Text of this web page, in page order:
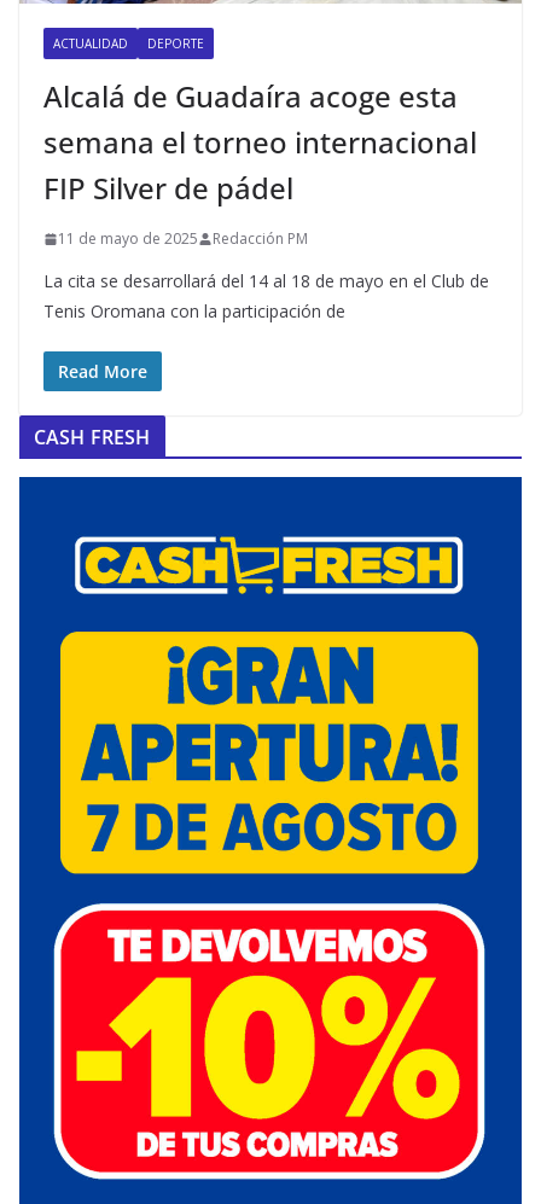
ACTUALIDAD DEPORTE
Alcalá de Guadaíra acoge esta
semana el torneo internacional
FIP Silver de pádel
11 de mayo de 2025 Redacción PM
La cita se desarrollará del 14 al 18 de mayo en el Club de
Tenis Oromana con la participación de
Read More
CASH FRESH